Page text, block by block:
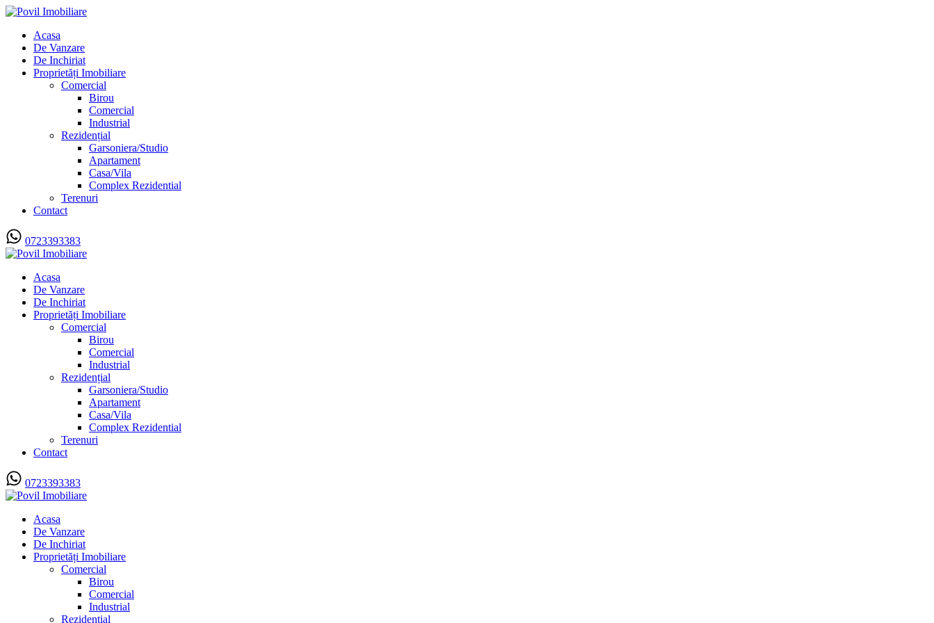
Acasa
De Vanzare
De Inchiriat
Proprietăți Imobiliare
Comercial
Birou
Comercial
Industrial
Rezidențial
Garsoniera/Studio
Apartament
Casa/Vila
Complex Rezidential
Terenuri
Contact
0723393383
Acasa
De Vanzare
De Inchiriat
Proprietăți Imobiliare
Comercial
Birou
Comercial
Industrial
Rezidențial
Garsoniera/Studio
Apartament
Casa/Vila
Complex Rezidential
Terenuri
Contact
0723393383
Acasa
De Vanzare
De Inchiriat
Proprietăți Imobiliare
Comercial
Birou
Comercial
Industrial
Rezidențial